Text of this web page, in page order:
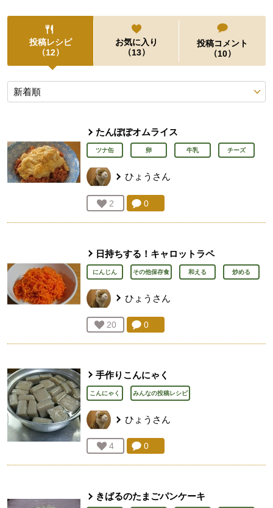
投稿レシピ
（12）
お気に入り
（13）
投稿コメント
（10）
投稿レシピ
たんぽぽオムライス
ツナ缶 卵 牛乳 チーズ
ひょう さん
お気に入り登録：
2 人が登録コメント：
0
日持ちする！キャロットラペ
にんじん その他保存食 和える 炒める
ひょう さん
お気に入り登録：
20 人が登録コメント：
0
手作りこんにゃく
こんにゃく みんなの投稿レシピ
ひょう さん
お気に入り登録：
4 人が登録コメント：
0
きばるのたまごパンケーキ